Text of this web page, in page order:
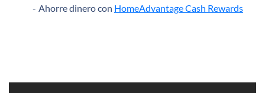
Ahorre dinero con HomeAdvantage Cash Rewards